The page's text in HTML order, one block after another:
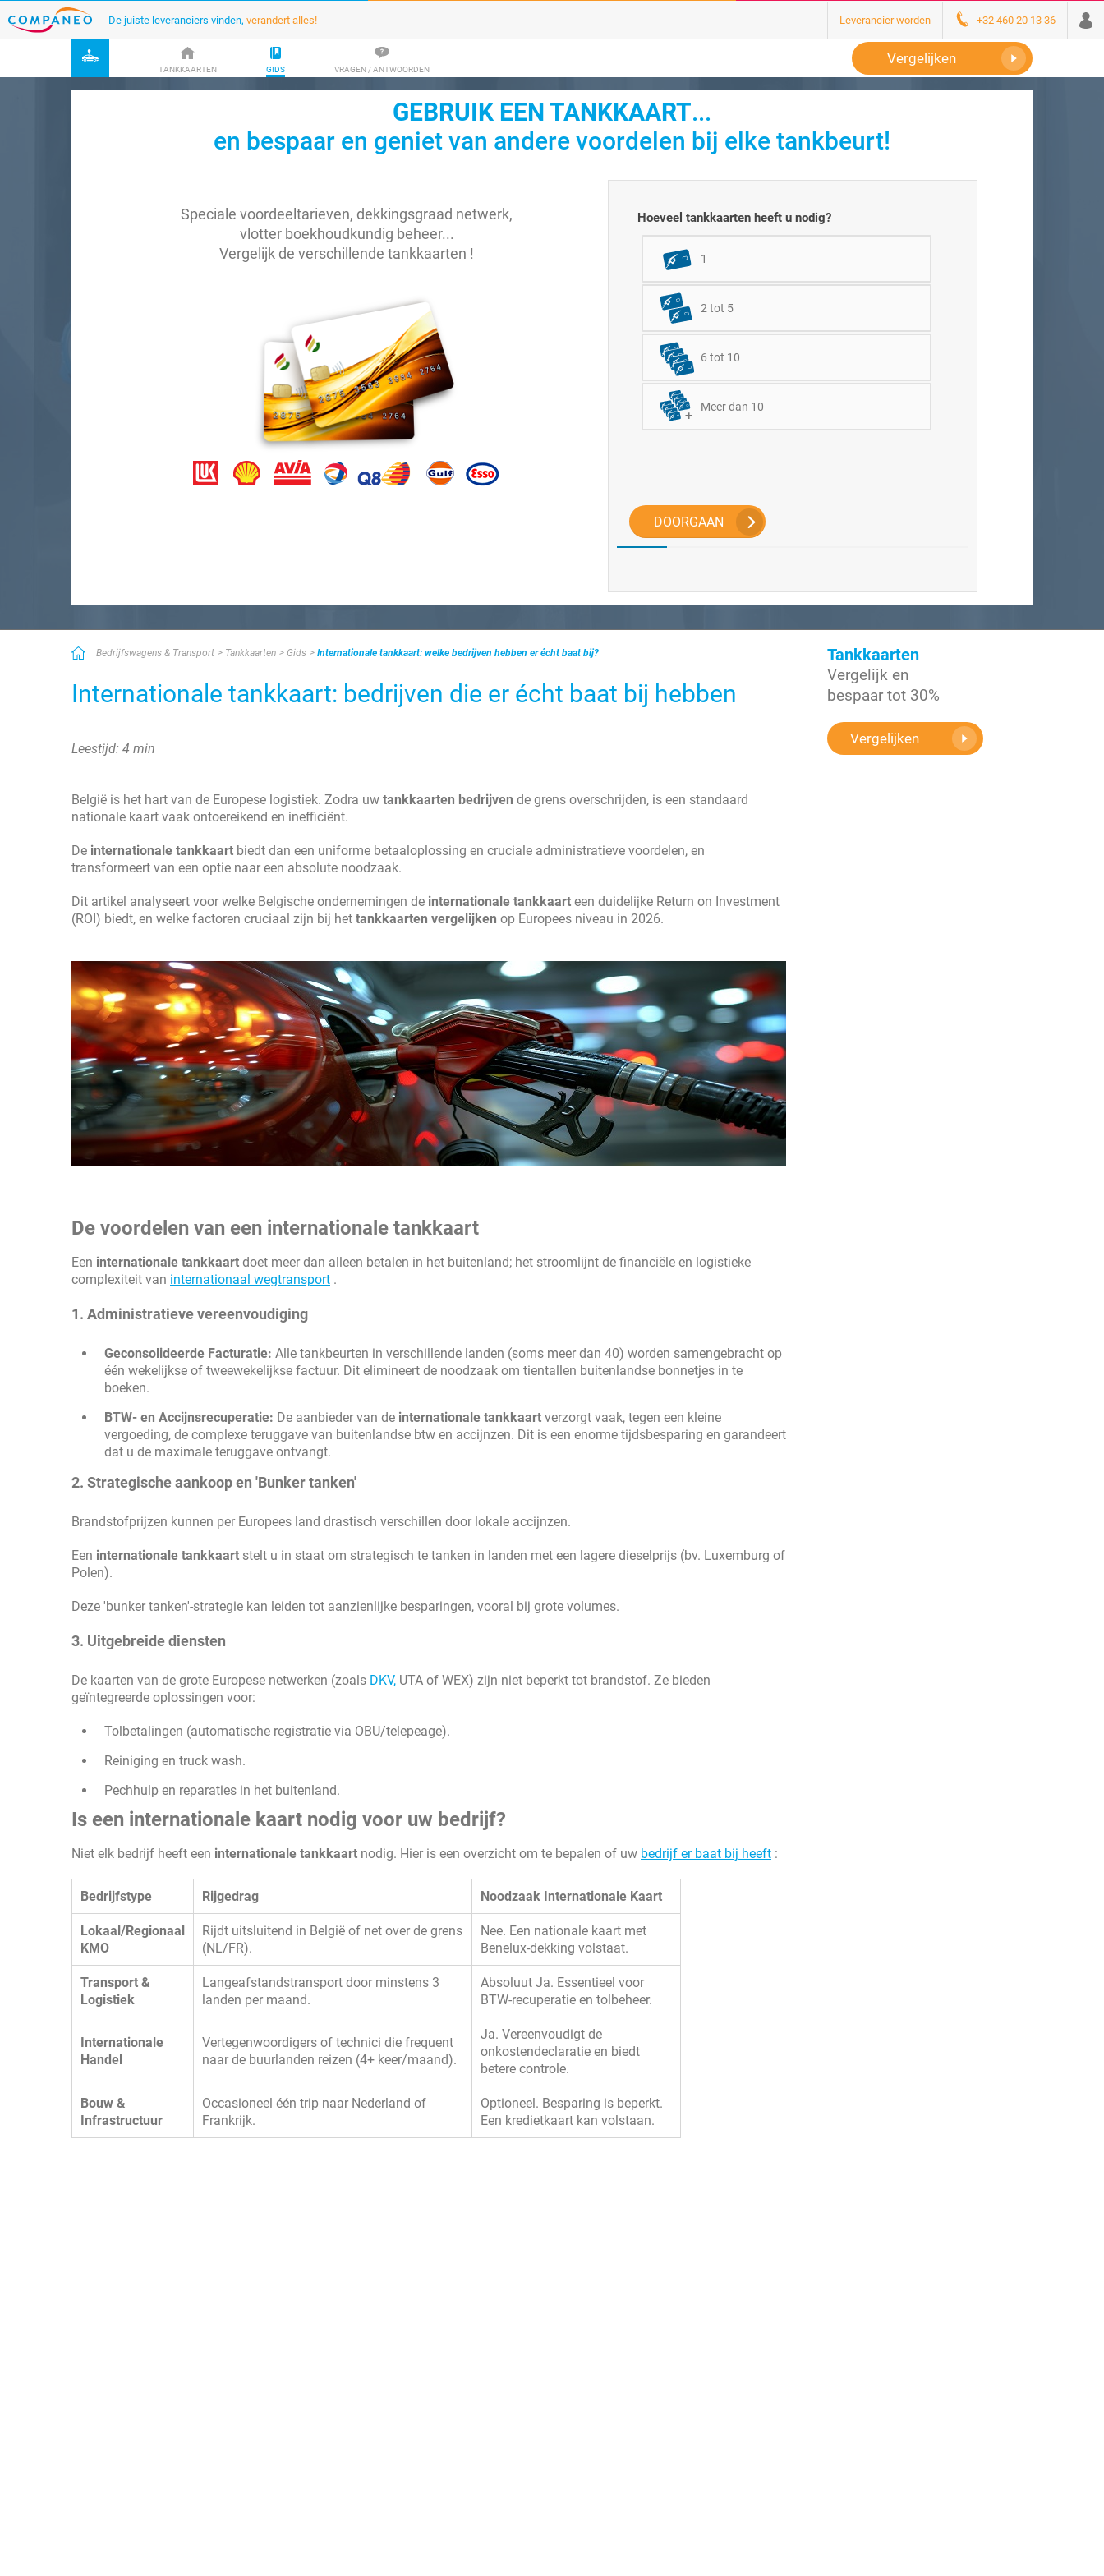
De juiste leveranciers vinden, verandert alles! Leverancier worden +32 460 20 13 36
TANKKAARTEN GIDS VRAGEN / ANTWOORDEN
Vergelijken
GEBRUIK EEN TANKKAART...
en bespaar en geniet van andere voordelen bij elke tankbeurt!
Speciale voordeeltarieven, dekkingsgraad netwerk,
vlotter boekhoudkundig beheer...
Vergelijk de verschillende tankkaarten !
Hoeveel tankkaarten heeft u nodig?
1
2 tot 5
6 tot 10
Meer dan 10
DOORGAAN
Bedrijfswagens & Transport Tankkaarten Gids Internationale tankkaart: welke bedrijven hebben er écht baat bij?
Internationale tankkaart: bedrijven die er écht baat bij hebben
Leestijd: 4 min
België is het hart van de Europese logistiek. Zodra uw tankkaarten bedrijven de grens overschrijden, is een standaard
nationale kaart vaak ontoereikend en inefficiënt.
De internationale tankkaart biedt dan een uniforme betaaloplossing en cruciale administratieve voordelen, en
transformeert van een optie naar een absolute noodzaak.
Dit artikel analyseert voor welke Belgische ondernemingen de internationale tankkaart een duidelijke Return on Investment
(ROI) biedt, en welke factoren cruciaal zijn bij het tankkaarten vergelijken op Europees niveau in 2026.
De voordelen van een internationale tankkaart
Een internationale tankkaart doet meer dan alleen betalen in het buitenland; het stroomlijnt de financiële en logistieke
complexiteit van internationaal wegtransport .
1. Administratieve vereenvoudiging
Geconsolideerde Facturatie: Alle tankbeurten in verschillende landen (soms meer dan 40) worden samengebracht op
één wekelijkse of tweewekelijkse factuur. Dit elimineert de noodzaak om tientallen buitenlandse bonnetjes in te
boeken.
BTW- en Accijnsrecuperatie: De aanbieder van de internationale tankkaart verzorgt vaak, tegen een kleine
vergoeding, de complexe teruggave van buitenlandse btw en accijnzen. Dit is een enorme tijdsbesparing en garandeert
dat u de maximale teruggave ontvangt.
2. Strategische aankoop en 'Bunker tanken'
Brandstofprijzen kunnen per Europees land drastisch verschillen door lokale accijnzen.
Een internationale tankkaart stelt u in staat om strategisch te tanken in landen met een lagere dieselprijs (bv. Luxemburg of
Polen).
Deze 'bunker tanken'-strategie kan leiden tot aanzienlijke besparingen, vooral bij grote volumes.
3. Uitgebreide diensten
De kaarten van de grote Europese netwerken (zoals DKV, UTA of WEX) zijn niet beperkt tot brandstof. Ze bieden
geïntegreerde oplossingen voor:
Tolbetalingen (automatische registratie via OBU/telepeage).
Reiniging en truck wash.
Pechhulp en reparaties in het buitenland.
Is een internationale kaart nodig voor uw bedrijf?
Niet elk bedrijf heeft een internationale tankkaart nodig. Hier is een overzicht om te bepalen of uw bedrijf er baat bij heeft :
Bedrijfstype Rijgedrag Noodzaak Internationale Kaart
Lokaal/Regionaal
KMO
Rijdt uitsluitend in België of net over de grens
(NL/FR).
Nee. Een nationale kaart met
Benelux-dekking volstaat.
Transport &
Logistiek
Langeafstandstransport door minstens 3
landen per maand.
Absoluut Ja. Essentieel voor
BTW-recuperatie en tolbeheer.
Internationale
Handel
Vertegenwoordigers of technici die frequent
naar de buurlanden reizen (4+ keer/maand).
Ja. Vereenvoudigt de
onkostendeclaratie en biedt
betere controle.
Bouw &
Infrastructuur
Occasioneel één trip naar Nederland of
Frankrijk.
Optioneel. Besparing is beperkt.
Een kredietkaart kan volstaan.
Tankkaarten
Vergelijk en
bespaar tot 30%
Vergelijken